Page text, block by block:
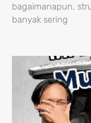
bagaimanapun,
banyak sering